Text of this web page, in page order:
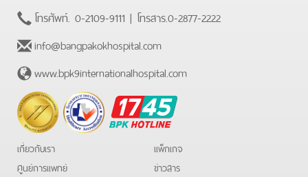
โทรศัพท์. 0-2109-9111 | โทรสาร.0-2877-2222
info@bangpakokhospital.com
www.bpk9internationalhospital.com
BPK
Hotline
เกี่ยวกับเรา
ศูนย์การแพทย์
แพ็กเกจ
ข่าวสาร